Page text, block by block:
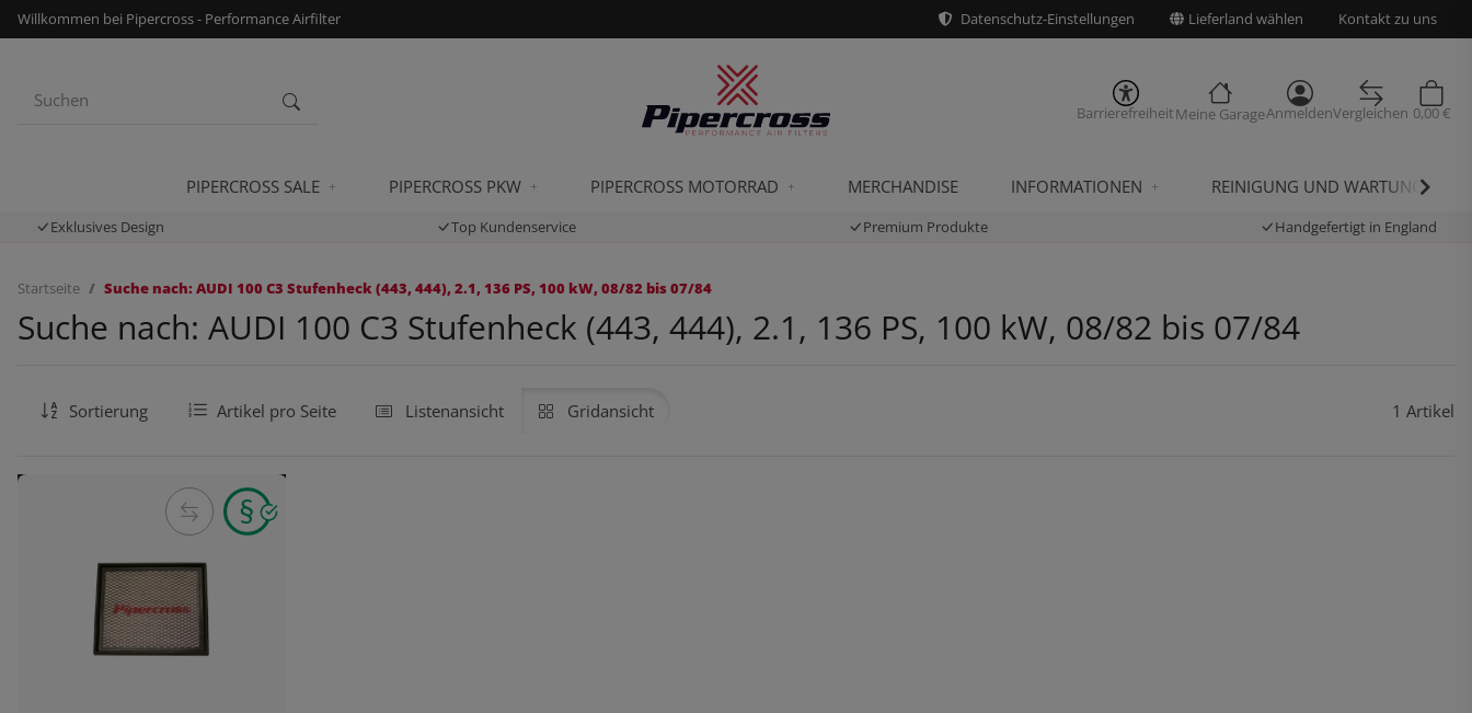
Willkommen bei Pipercross - Performance Airfilter Datenschutz-Einstellungen Lieferland wählen Kontakt zu uns
BarrierefreiheitMeine GarageAnmeldenVergleichen 0,00 €
PIPERCROSS SALE PIPERCROSS PKW PIPERCROSS MOTORRAD MERCHANDISE INFORMATIONEN REINIGUNG UND WARTUNG
Exklusives Design Top Kundenservice Premium Produkte Handgefertigt in England
Startseite Suche nach: AUDI 100 C3 Stufenheck (443, 444), 2.1, 136 PS, 100 kW, 08/82 bis 07/84
Suche nach: AUDI 100 C3 Stufenheck (443, 444), 2.1, 136 PS, 100 kW, 08/82 bis 07/84
Sortierung Artikel pro Seite Listenansicht Gridansicht 1 Artikel